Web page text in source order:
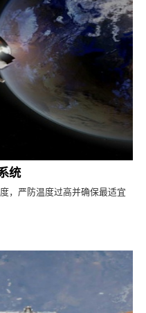
统
，严防温度过高并确保最适宜